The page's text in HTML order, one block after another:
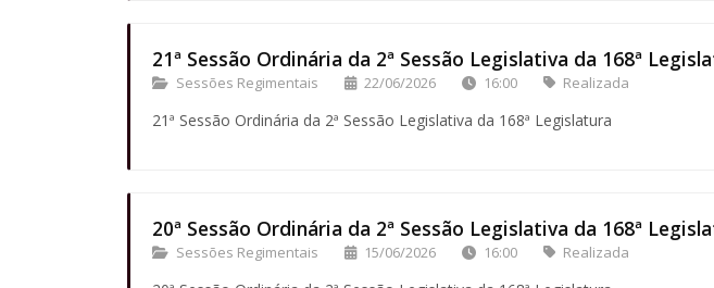
21ª Sessão Ordinária da 2ª Sessão Legislativa da 168ª
Sessões Regimentais 22/06/2026 16:00 Realizada
21ª Sessão Ordinária da 2ª Sessão Legislativa da 168ª Legislatura
20ª Sessão Ordinária da 2ª Sessão Legislativa da 168ª
Sessões Regimentais 15/06/2026 16:00 Realizada